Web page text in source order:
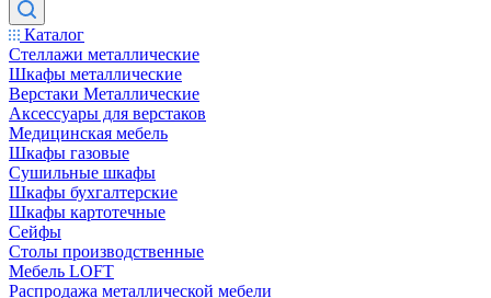
Каталог
Стеллажи металлические
Шкафы металлические
Верстаки Металлические
Аксессуары для верстаков
Медицинская мебель
Шкафы газовые
Сушильные шкафы
Шкафы бухгалтерские
Шкафы картотечные
Сейфы
Столы производственные
Мебель LOFT
Распродажа металлической мебели